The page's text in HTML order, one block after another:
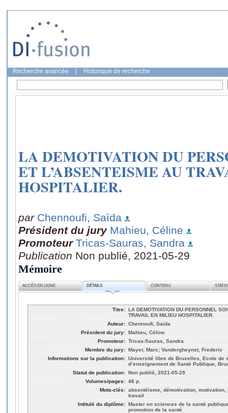
Recherche avancée Historique de recherche
LA DEMOTIVATION DU
ET L’ABSENTEISME AU
HOSPITALIER.
par Chennoufi, Saïda
Président du jury Mahieu, Céline
Promoteur Tricas-Sauras, Sandra
Publication Non publié, 2021-05-29
Mémoire
ACCÈS EN LIGNE DÉTAILS CONTENU
Titre: LA DEMOTIVATION DU PERSONNEL
TRAVAIL EN MILIEU HOSPITALIER.
Auteur: Chennoufi, Saïda
Président du jury: Mahieu, Céline
Promoteur: Tricas-Sauras, Sandra
Membre du jury: Mayer, Marc; Vandergheynst, Frederic
Informations sur la publication: Université libre de Bruxelles, Ecole de
d’enseignement de Santé Publique,
Statut de publication: Non publié, 2021-05-29
Volumes/pages: 46 p.
Mots-clés: absentéisme, démotivation,
travail
Intitulé du diplôme: Master en sciences de la santé
promotion de la santé